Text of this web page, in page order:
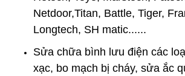
Netdoor,Titan, Battle, Tiger,
Longtech, SH matic......
Sửa chữa bình lưu điện các
xạc, bo mạch bị cháy, sửa ắc